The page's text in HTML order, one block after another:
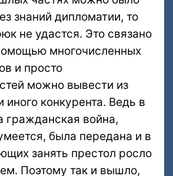
знаний дипломатии, то
не удастся. Это связано
многочисленных
и просто
можно вывести из
иного конкурента. Ведь в
гражданская война,
была передана и в
занять престол росло
Поэтому так и вышло,